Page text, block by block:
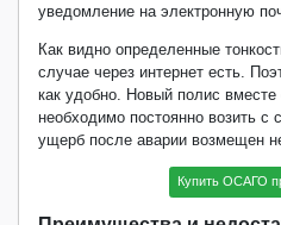
уведомление на электронную
Как видно определенные
случае через интернет есть.
как удобно. Новый полис вместе
необходимо постоянно возить с
ущерб после аварии возмещен
Купить ОСАГО